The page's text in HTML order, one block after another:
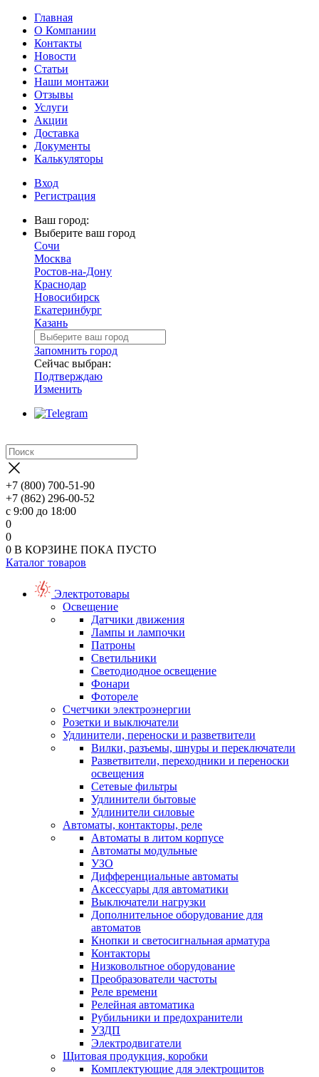
Главная
О Компании
Контакты
Новости
Статьи
Наши монтажи
Отзывы
Услуги
Акции
Доставка
Документы
Калькуляторы
Вход
Регистрация
Ваш город:
Выберите ваш город
Сочи
Москва
Ростов-на-Дону
Краснодар
Новосибирск
Екатеринбург
Казань
Запомнить город
Сейчас выбран:
Подтверждаю
Изменить
+7 (800) 700-51-90
+7 (862) 296-00-52
с 9:00 до 18:00
0
0
0 В КОРЗИНЕ ПОКА ПУСТО
Каталог товаров
Электротовары
Освещение
Датчики движения
Лампы и лампочки
Патроны
Светильники
Светодиодное освещение
Фонари
Фотореле
Счетчики электроэнергии
Розетки и выключатели
Удлинители, переноски и разветвители
Вилки, разъемы, шнуры и переключатели
Разветвители, переходники и переноски
освещения
Сетевые фильтры
Удлинители бытовые
Удлинители силовые
Автоматы, контакторы, реле
Автоматы в литом корпусе
Автоматы модульные
УЗО
Дифференциальные автоматы
Аксессуары для автоматики
Выключатели нагрузки
Дополнительное оборудование для
автоматов
Кнопки и светосигнальная арматура
Контакторы
Низковольтное оборудование
Преобразователи частоты
Реле времени
Релейная автоматика
Рубильники и предохранители
УЗДП
Электродвигатели
Щитовая продукция, коробки
Комплектующие для электрощитов